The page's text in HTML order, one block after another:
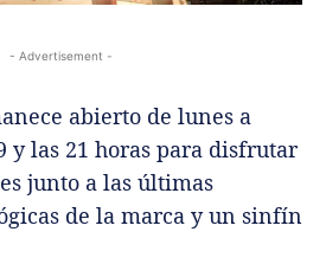
- Advertisement -
abierto de lunes a
y las 21 horas para disfrutar
junto a las últimas
de la marca y un sinfín